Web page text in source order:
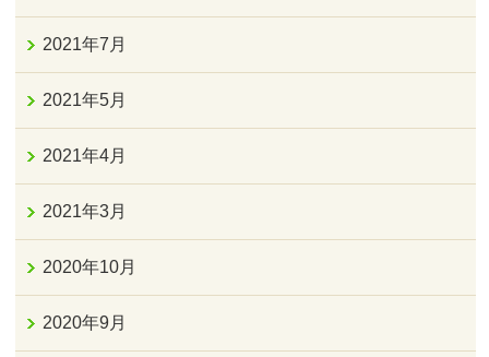
2021年7月
2021年5月
2021年4月
2021年3月
2020年10月
2020年9月